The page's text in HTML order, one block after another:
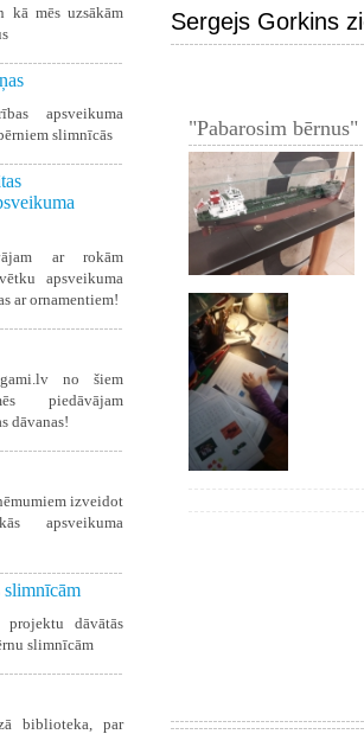
kā mēs uzsākām
apsveikuma
slimnīcās
ar rokām
apsveikuma
ar ornamentiem!
no šiem
piedāvājam
dāvanas!
izveidot
apsveikuma
slimnīcām
projektu dāvātās
slimnīcām
biblioteka, par
Sergejs Gorkins
"Pabarosim